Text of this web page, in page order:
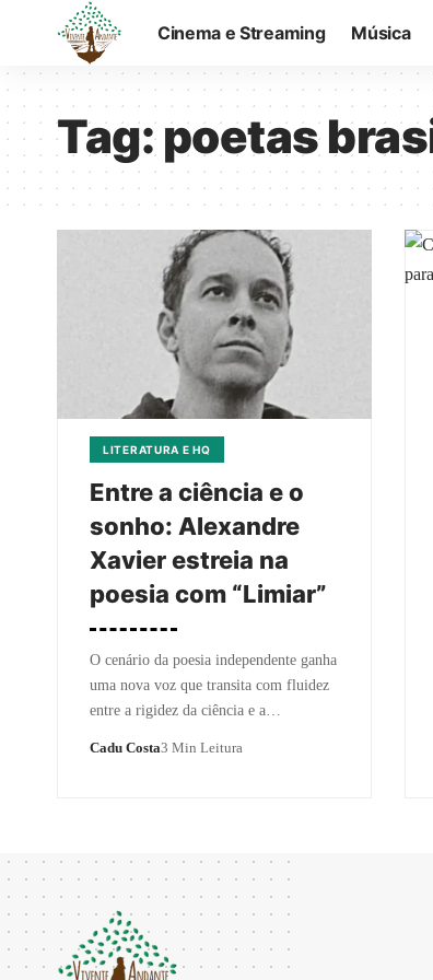
Cinema e Streaming Música
Tag:poetas
LITERATURA E HQ
Entre a ciência e o
sonho: Alexandre
Xavier estreia na
poesia com “Limiar”
O cenário da poesia independente ganha
uma nova voz que transita com fluidez
entre a rigidez da ciência e a…
Cadu Costa3 Min Leitura